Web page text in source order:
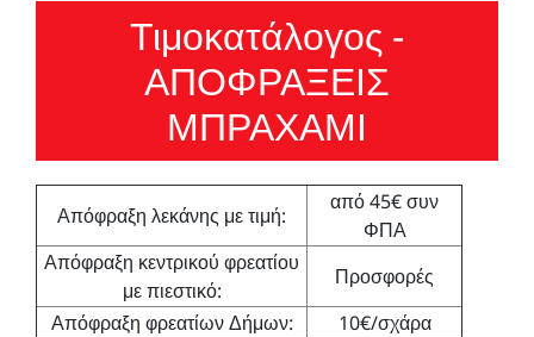
Τιμοκατάλογος -
ΑΠΟΦΡΑΞΕΙΣ
ΜΠΡΑΧΑΜΙ
Απόφραξη λεκάνης με τιμή:
από 45€ συν
ΦΠΑ
Απόφραξη κεντρικού φρεατίου
με πιεστικό:
Προσφορές
Απόφραξη φρεατίων Δήμων:
10€/σχάρα